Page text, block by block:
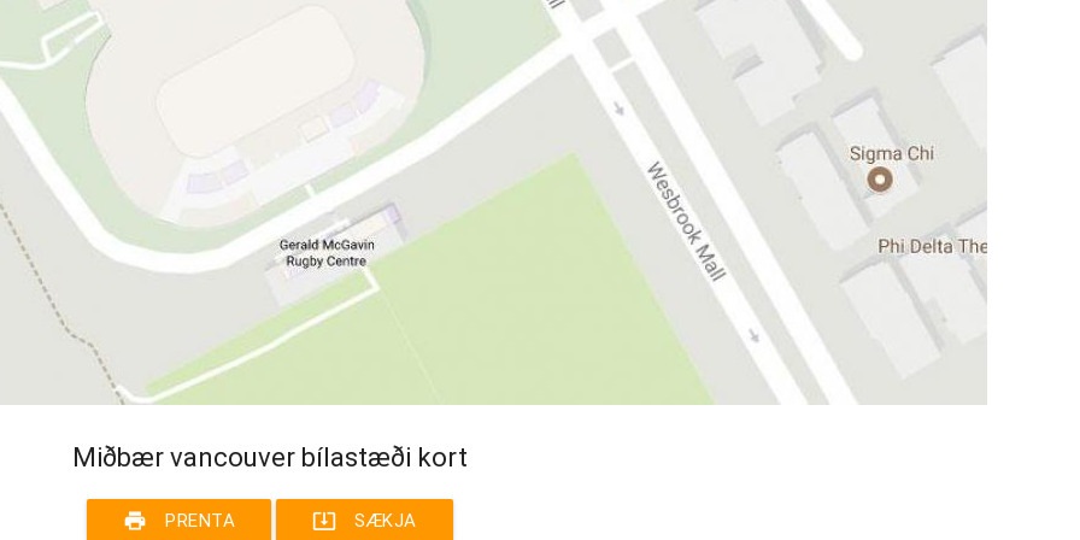
Miðbær vancouver bílastæði kort
print PRENTA system_update_alt SÆKJA